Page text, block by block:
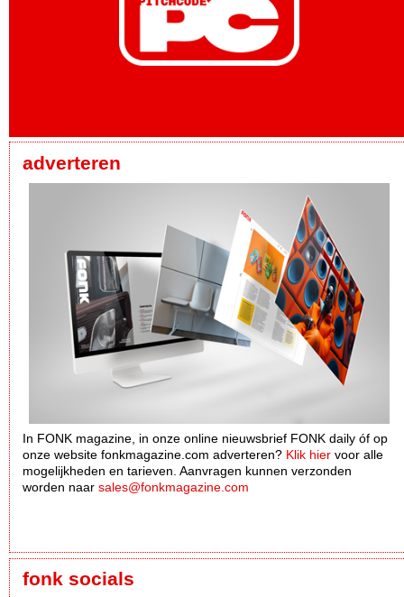
adverteren
In FONK magazine, in onze online nieuwsbrief FONK daily óf op
onze website fonkmagazine.com adverteren? Klik hier voor alle
mogelijkheden en tarieven. Aanvragen kunnen verzonden
worden naar sales@fonkmagazine.com
fonk socials